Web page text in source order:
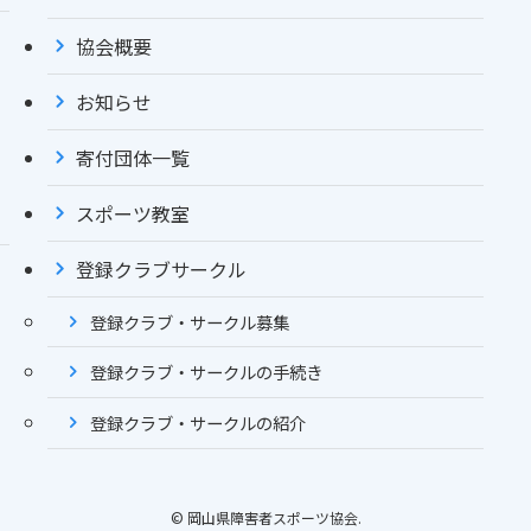
協会概要
お知らせ
寄付団体一覧
スポーツ教室
登録クラブサークル
登録クラブ・サークル募集
登録クラブ・サークルの手続き
登録クラブ・サークルの紹介
© 岡山県障害者スポーツ協会.